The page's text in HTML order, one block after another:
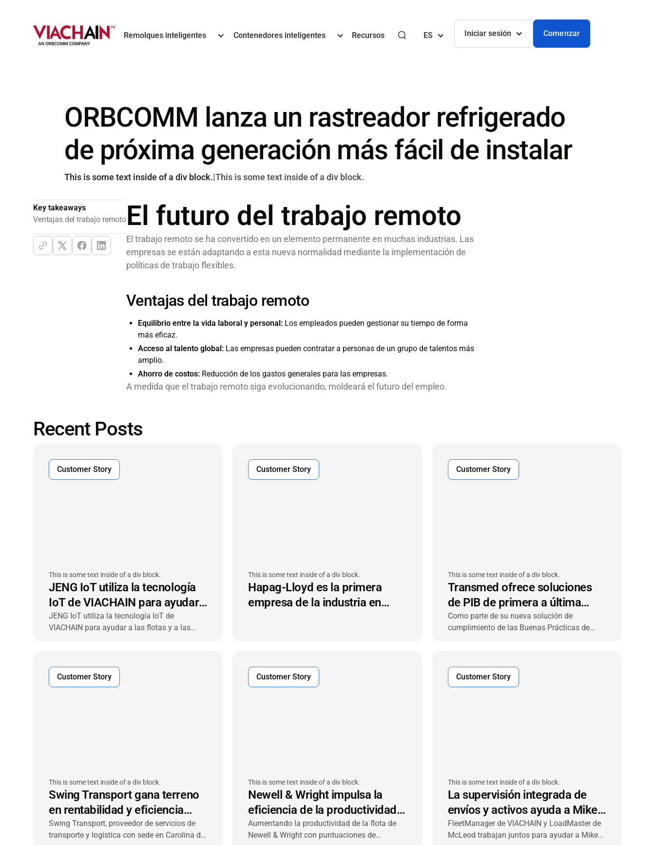
Remolques inteligentes Contenedores inteligentes Recursos ES Iniciar sesión Comenzar
ORBCOMM lanza un rastreador refrigerado
de próxima generación más fácil de instalar
This is some text inside of a div block.|This is some text inside of a div block.
Key takeaways
Ventajas del trabajo remotoEl futuro del trabajo remoto
El trabajo remoto se ha convertido en un elemento permanente en muchas industrias. Las
empresas se están adaptando a esta nueva normalidad mediante la implementación de
políticas de trabajo flexibles.
Ventajas del trabajo remoto
Equilibrio entre la vida laboral y personal:Los empleados pueden gestionar su tiempo de forma
más eficaz.
Acceso al talento global:Las empresas pueden contratar a personas de un grupo de talentos más
amplio.
Ahorro de costos:Reducción de los gastos generales para las empresas.
A medida que el trabajo remoto siga evolucionando, moldeará el futuro del empleo.
Recent Posts
Customer Story
This is some text inside of a div block.
JENG IoT utiliza la tecnología
IoT de VIACHAIN para ayudar
a las flotas y a las empresas de
leasing a aumentar el valor de
JENG IoT utiliza la tecnología IoT de
VIACHAIN para ayudar a las flotas y a las
Customer Story
This is some text inside of a div block.
Hapag-Lloyd es la primera
empresa de la industria en
Customer Story
This is some text inside of a div block.
Transmed ofrece soluciones
de PIB de primera a última
milla para el transporte de
productos farmacéuticos en
Como parte de su nueva solución de
cumplimiento de las Buenas Prácticas de
sistema integrado de gestión y validación de
la temperatura en tiempo real de extremo a
Customer Story
This is some text inside of a div block.
Swing Transport gana terreno
en rentabilidad y eficiencia
operativa con VIACHAIN
Swing Transport, proveedor de servicios de
transporte y logística con sede en Carolina del
Customer Story
This is some text inside of a div block.
Newell & Wright impulsa la
eficiencia de la productividad
con la solución VIACHAIN
Aumentando la productividad de la flota de
Newell & Wright con puntuaciones de
Customer Story
This is some text inside of a div block.
La supervisión integrada de
envíos y activos ayuda a Mike
Tamana a optimizar las
operaciones
FleetManager de VIACHAIN y LoadMaster de
McLeod trabajan juntos para ayudar a Mike